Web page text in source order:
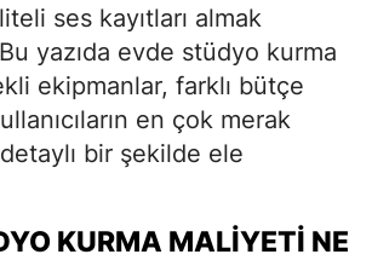
ses kayıtları almak
yazıda evde stüdyo kurma
ekipmanlar, farklı bütçe
en çok merak
bir şekilde ele
KURMA MALIYETI NE